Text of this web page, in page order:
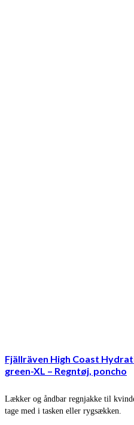
Fjällräven High Coast
green-XL – Regntøj, poncho
Lækker og åndbar regnjakke til
tage med i tasken eller rygsækken.